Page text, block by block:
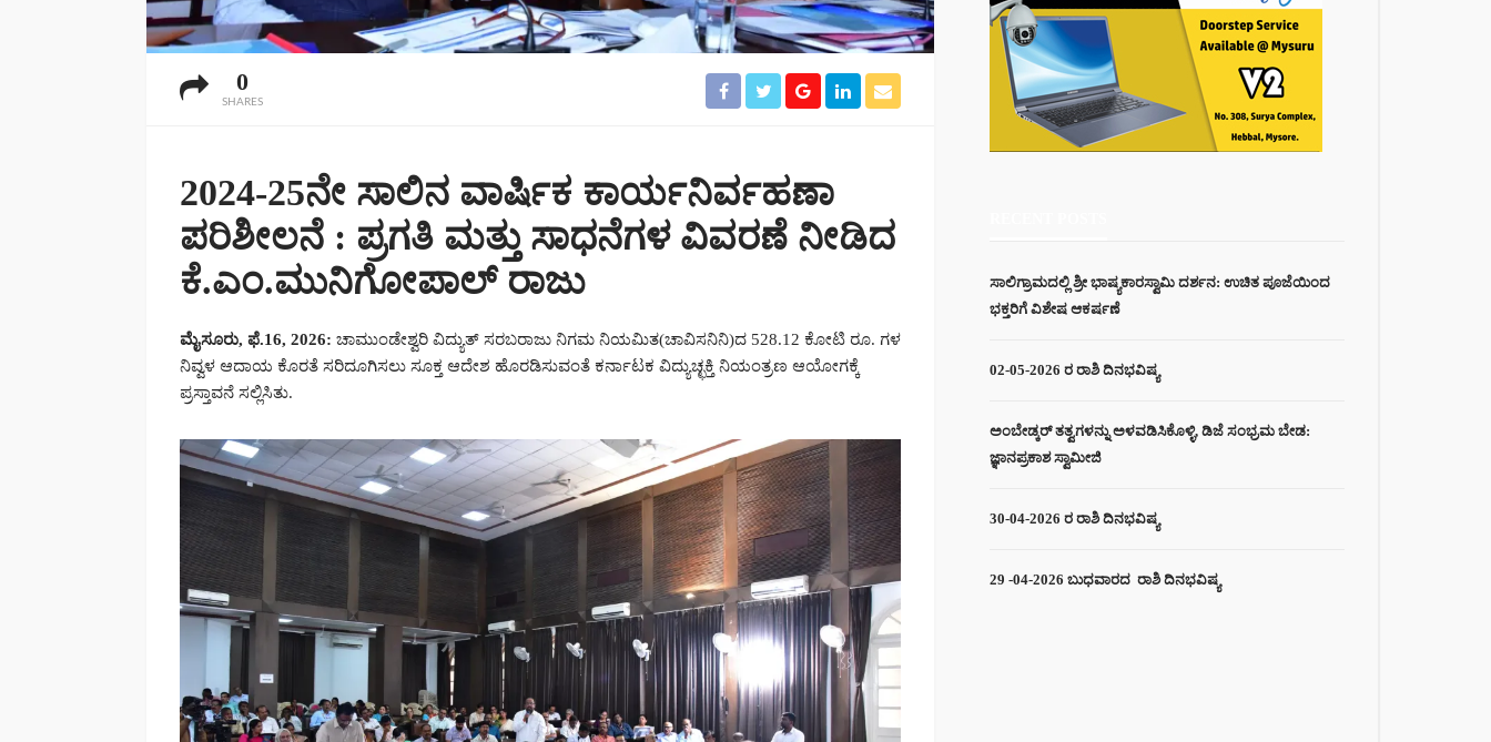
0
SHARES
2024-25ನೇ ಸಾಲಿನ ವಾರ್ಷಿಕ ಕಾರ್ಯನಿರ್ವಹಣಾ
ಪರಿಶೀಲನೆ : ಪ್ರಗತಿ ಮತ್ತು ಸಾಧನೆಗಳ ವಿವರಣೆ ನೀಡಿದ
ಕೆ.ಎಂ.ಮುನಿಗೋಪಾಲ್ ರಾಜು
ಮೈಸೂರು, ಫೆ.16, 2026: ಚಾಮುಂಡೇಶ್ವರಿ ವಿದ್ಯುತ್ ಸರಬರಾಜು ನಿಗಮ ನಿಯಮಿತ(ಚಾವಿಸನಿನಿ)ದ 528.12 ಕೋಟಿ ರೂ. ಗಳ
ನಿವ್ವಳ ಆದಾಯ ಕೊರತೆ ಸರಿದೂಗಿಸಲು ಸೂಕ್ತ ಆದೇಶ ಹೊರಡಿಸುವಂತೆ ಕರ್ನಾಟಕ ವಿದ್ಯುಚ್ಛಕ್ತಿ ನಿಯಂತ್ರಣ ಆಯೋಗಕ್ಕೆ
ಪ್ರಸ್ತಾವನೆ ಸಲ್ಲಿಸಿತು.
ಸಾಲಿಗ್ರಾಮದಲ್ಲಿ ಶ್ರೀ ಭಾಷ್ಯಕಾರಸ್ವಾಮಿ ದರ್ಶನ: ಉಚಿತ ಪೂಜೆಯಿಂದ
ಭಕ್ತರಿಗೆ ವಿಶೇಷ ಆಕರ್ಷಣೆ
02-05-2026 ರ ರಾಶಿ ದಿನಭವಿಷ್ಯ
ಅಂಬೇಡ್ಕರ್ ತತ್ವಗಳನ್ನು ಅಳವಡಿಸಿಕೊಳ್ಳಿ, ಡಿಜೆ ಸಂಭ್ರಮ ಬೇಡ:
ಜ್ಞಾನಪ್ರಕಾಶ ಸ್ವಾಮೀಜಿ
30-04-2026 ರ ರಾಶಿ ದಿನಭವಿಷ್ಯ
29 -04-2026 ಬುಧವಾರದ ರಾಶಿ ದಿನಭವಿಷ್ಯ